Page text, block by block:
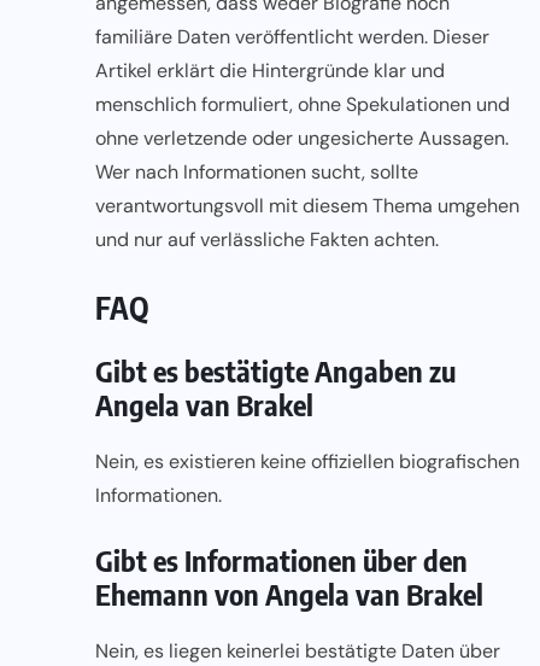
familiäre Daten veröffentlicht werden. Dieser
Artikel erklärt die Hintergründe klar und
menschlich formuliert, ohne Spekulationen und
ohne verletzende oder ungesicherte Aussagen.
Wer nach Informationen sucht, sollte
verantwortungsvoll mit diesem Thema umgehen
und nur auf verlässliche Fakten achten.
FAQ
Gibt es bestätigte Angaben zu
Angela van Brakel
Nein, es existieren keine offiziellen biografischen
Informationen.
Gibt es Informationen über den
Ehemann von Angela van Brakel
Nein, es liegen keinerlei bestätigte Daten über